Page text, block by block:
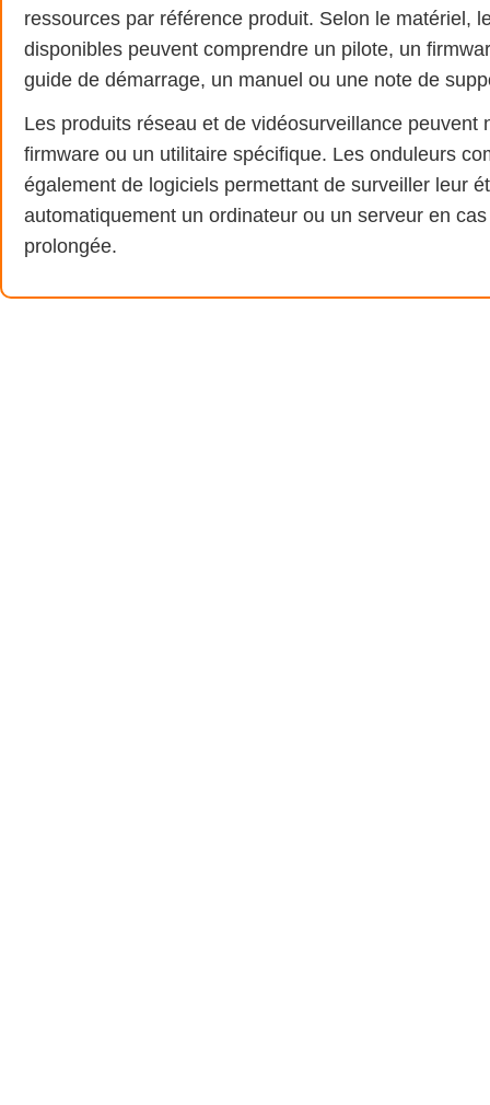
ressources par référence produit. Selon le matériel,
disponibles peuvent comprendre un pilote, un
guide de démarrage, un manuel ou une note de
Les produits réseau et de vidéosurveillance peuvent
firmware ou un utilitaire spécifique. Les onduleurs
également de logiciels permettant de surveiller leur
automatiquement un ordinateur ou un serveur en
prolongée.